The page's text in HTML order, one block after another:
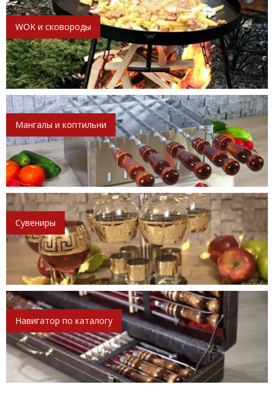
WOK и сковороды
Мангалы и коптильни
Сувениры
Навигатор по каталогу